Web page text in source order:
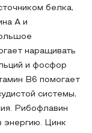
белка,
А и
наращивать
и фосфор
B6 помогает
системы,
Рибофлавин
энергию. Цинк